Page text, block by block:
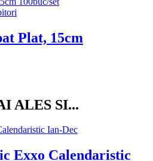
Plat, 15cm
ALES SI...
Exxo Calendaristic